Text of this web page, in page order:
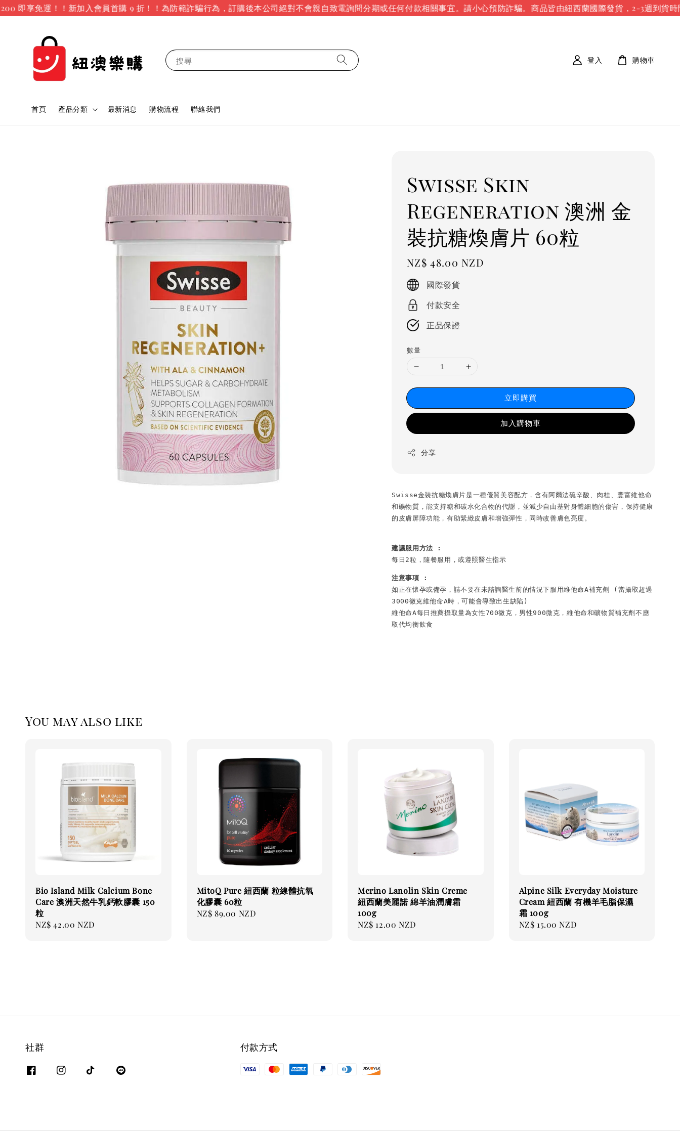
即享免運！！新加入會員首購 9 折！！ 為防範詐騙行為，訂購後本公司絕對不會親自致電詢問分期或任何付款相關事宜。請小心預防詐騙。商品皆由紐西蘭國際發貨，2-3週到貨時間
搜尋
首頁 產品分類 最新消息 購物流程 聯絡我們
登入 購物車
Swisse Skin
Regeneration 澳洲 金
裝抗糖煥膚片 60粒
Regular
price
NZ$ 48.00 NZD
國際發貨
付款安全
正品保證
數量
立即購買
加入購物車
分享
Swisse金裝抗糖煥膚片是一種優質美容配方，含有阿爾法硫辛酸、肉桂、豐富維他命
和礦物質，能支持糖和碳水化合物的代謝，並減少自由基對身體細胞的傷害，保持健康
的皮膚屏障功能，有助緊緻皮膚和增強彈性，同時改善膚色亮度。
建議服用方法 :
每日2粒，隨餐服用，或遵照醫生指示
注意事項 :
如正在懷孕或備孕，請不要在未諮詢醫生前的情況下服用維他命A補充劑 (當攝取超過
3000微克維他命A時，可能會導致出生缺陷)
維他命A每日推薦攝取量為女性700微克，男性900微克，維他命和礦物質補充劑不應
取代均衡飲食
You may also like
Bio Island Milk Calcium Bone
Care 澳洲天然牛乳鈣軟膠囊 150
粒
Regular
NZ$ 42.00 NZD
MitoQ Pure 紐西蘭 粒線體抗氧
化膠囊 60粒
Regular
NZ$ 89.00 NZD
Merino Lanolin Skin Creme
紐西蘭美麗諾 綿羊油潤膚霜
100g
Regular
NZ$ 12.00 NZD
Alpine Silk Everyday Moisture
Cream 紐西蘭 有機羊毛脂保濕
霜 100g
Regular
NZ$ 15.00 NZD
社群 付款方式